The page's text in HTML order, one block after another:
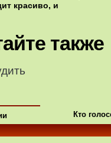
красиво, и
также
Кто